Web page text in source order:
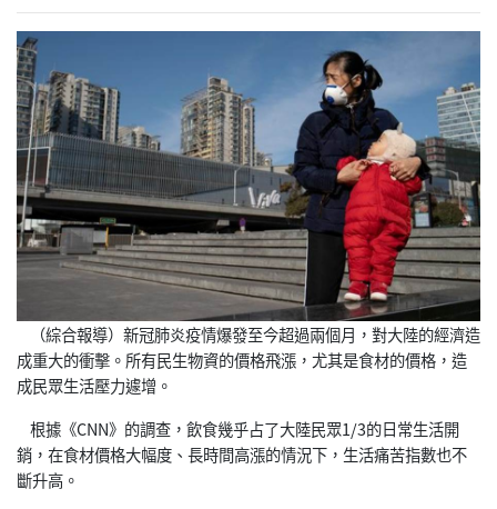
（綜合報導）新冠肺炎疫情爆發至今超過兩個月，對大陸的經濟造
成重大的衝擊。所有民生物資的價格飛漲，尤其是食材的價格，造
成民眾生活壓力遽增。
根據《CNN》的調查，飲食幾乎占了大陸民眾1/3的日常生活開
銷，在食材價格大幅度、長時間高漲的情況下，生活痛苦指數也不
斷升高。